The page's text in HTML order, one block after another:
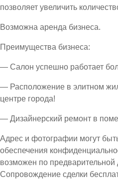
позволяет увеличить
Возможна аренда бизнеса.
Преимущества бизнеса:
— Салон успешно работает
— Расположение в элитном
центре города!
— Дизайнерский ремонт в
Адрес и фотографии могут
обеспечения
возможен по предварительной
Сопровождение сделки